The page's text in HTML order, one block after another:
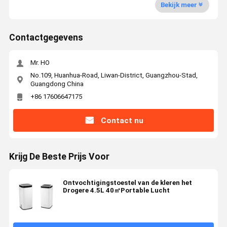
Bekijk meer
Contactgegevens
Mr. HO
No.109, Huanhua-Road, Liwan-District, Guangzhou-Stad,
Guangdong China
+86 17606647175
Contact nu
Krijg De Beste Prijs Voor
Ontvochtigingstoestel van de kleren het
Drogere 4.5L 40㎡Portable Lucht